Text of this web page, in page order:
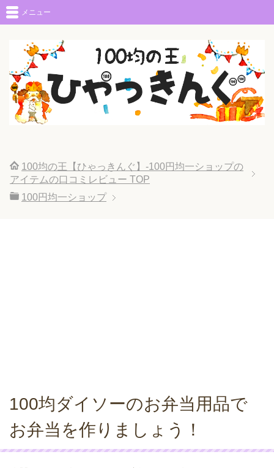
メニュー
100均の王【ひゃっきんぐ】-100円均一ショップの
アイテムの口コミレビュー TOP
100円均一ショップ
100均ダイソーのお弁当用品で
お弁当を作りましょう！